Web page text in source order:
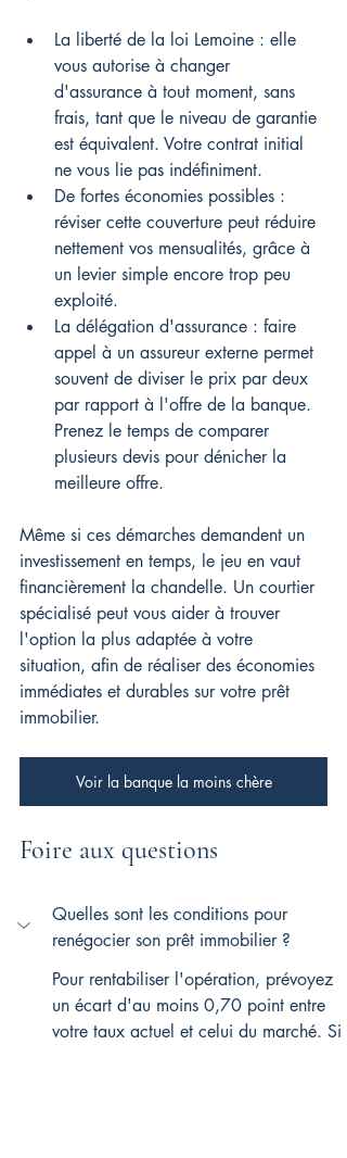
La liberté de la loi Lemoine : elle
vous autorise à changer
d'assurance à tout moment, sans
frais, tant que le niveau de garantie
est équivalent. Votre contrat initial
ne vous lie pas indéfiniment.
De fortes économies possibles :
réviser cette couverture peut réduire
nettement vos mensualités, grâce à
un levier simple encore trop peu
exploité.
La délégation d'assurance : faire
appel à un assureur externe permet
souvent de diviser le prix par deux
par rapport à l'offre de la banque.
Prenez le temps de comparer
plusieurs devis pour dénicher la
meilleure offre.
Même si ces démarches demandent un
investissement en temps, le jeu en vaut
financièrement la chandelle. Un courtier
spécialisé peut vous aider à trouver
l'option la plus adaptée à votre
situation, afin de réaliser des économies
immédiates et durables sur votre prêt
immobilier.
Voir la banque la moins chère
Foire aux questions
Quelles sont les conditions pour
renégocier son prêt immobilier ?
Pour rentabiliser l'opération, prévoyez
un écart d'au moins 0,70 point entre
votre taux actuel et celui du marché. Si